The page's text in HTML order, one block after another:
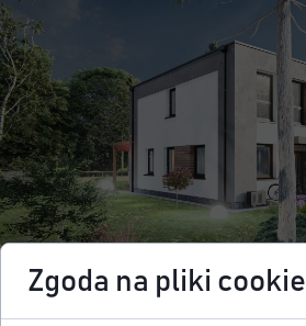
Zgoda na pliki cookie